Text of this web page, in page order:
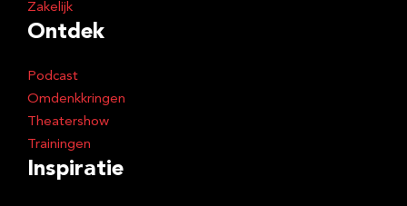
Zakelijk
Ontdek
Podcast
Omdenkkringen
Theatershow
Trainingen
Inspiratie